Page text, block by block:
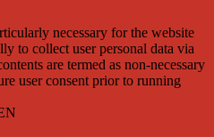
necessary for the website
to collect user personal data via
are termed as non-necessary
user consent prior to running